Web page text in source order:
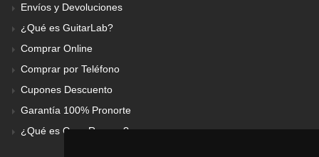
Envíos y Devoluciones
¿Qué es GuitarLab?
Comprar Online
Comprar por Teléfono
Cupones Descuento
Garantía 100% Pronorte
¿Qué es Gear Renove?